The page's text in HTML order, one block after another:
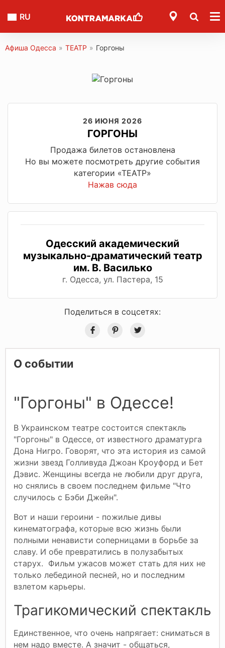
RU
Афиша Одесса » ТЕАТР » Горгоны
26 ИЮНЯ 2026
ГОРГОНЫ
Продажа билетов остановлена
Но вы можете посмотреть другие события
категории «ТЕАТР»
Нажав сюда
Одесский академический
музыкально-драматический театр
им. В. Василько
г. Одесса, ул. Пастера, 15
Поделиться в соцсетях:
О событии
"Горгоны" в Одессе!
В Украинском театре состоится спектакль
"Горгоны" в Одессе, от известного драматурга
Дона Нигро. Говорят, что эта история из самой
жизни звезд Голливуда Джоан Кроуфорд и Бет
Дэвис. Женщины всегда не любили друг друга,
но снялись в своем последнем фильме "Что
случилось с Бэби Джейн".
Вот и наши героини - пожилые дивы
кинематографа, которые всю жизнь были
полными ненависти соперницами в борьбе за
славу. И обе превратились в полузабытых
старух. Фильм ужасов может стать для них не
только лебединой песней, но и последним
взлетом карьеры.
Трагикомический спектакль
Единственное, что очень напрягает: сниматься в
нем надо вместе. А значит - общаться,